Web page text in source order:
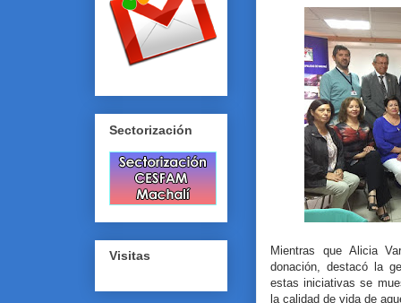
Mientras que Alicia
donación, destacó la
estas iniciativas se
la calidad de vida de
Sectorización
Visitas